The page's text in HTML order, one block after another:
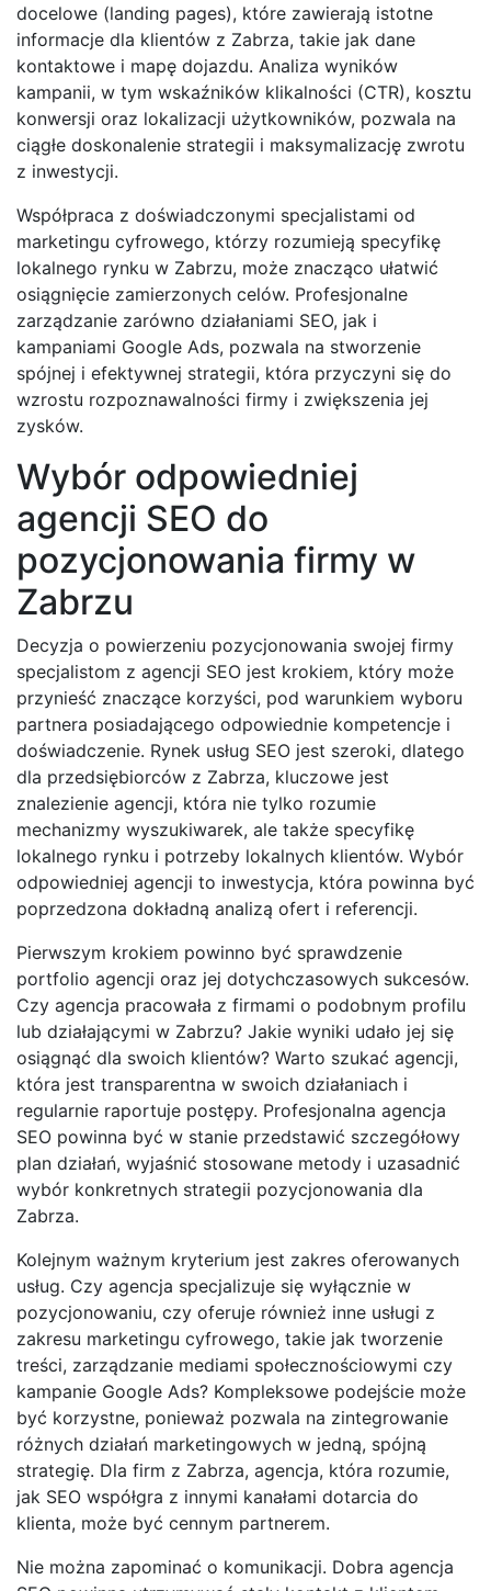
docelowe (landing pages), które zawierają istotne
informacje dla klientów z Zabrza, takie jak dane
kontaktowe i mapę dojazdu. Analiza wyników
kampanii, w tym wskaźników klikalności (CTR), kosztu
konwersji oraz lokalizacji użytkowników, pozwala na
ciągłe doskonalenie strategii i maksymalizację zwrotu
z inwestycji.
Współpraca z doświadczonymi specjalistami od
marketingu cyfrowego, którzy rozumieją specyfikę
lokalnego rynku w Zabrzu, może znacząco ułatwić
osiągnięcie zamierzonych celów. Profesjonalne
zarządzanie zarówno działaniami SEO, jak i
kampaniami Google Ads, pozwala na stworzenie
spójnej i efektywnej strategii, która przyczyni się do
wzrostu rozpoznawalności firmy i zwiększenia jej
zysków.
Wybór odpowiedniej
agencji SEO do
pozycjonowania firmy w
Zabrzu
Decyzja o powierzeniu pozycjonowania swojej firmy
specjalistom z agencji SEO jest krokiem, który może
przynieść znaczące korzyści, pod warunkiem wyboru
partnera posiadającego odpowiednie kompetencje i
doświadczenie. Rynek usług SEO jest szeroki, dlatego
dla przedsiębiorców z Zabrza, kluczowe jest
znalezienie agencji, która nie tylko rozumie
mechanizmy wyszukiwarek, ale także specyfikę
lokalnego rynku i potrzeby lokalnych klientów. Wybór
odpowiedniej agencji to inwestycja, która powinna być
poprzedzona dokładną analizą ofert i referencji.
Pierwszym krokiem powinno być sprawdzenie
portfolio agencji oraz jej dotychczasowych sukcesów.
Czy agencja pracowała z firmami o podobnym profilu
lub działającymi w Zabrzu? Jakie wyniki udało jej się
osiągnąć dla swoich klientów? Warto szukać agencji,
która jest transparentna w swoich działaniach i
regularnie raportuje postępy. Profesjonalna agencja
SEO powinna być w stanie przedstawić szczegółowy
plan działań, wyjaśnić stosowane metody i uzasadnić
wybór konkretnych strategii pozycjonowania dla
Zabrza.
Kolejnym ważnym kryterium jest zakres oferowanych
usług. Czy agencja specjalizuje się wyłącznie w
pozycjonowaniu, czy oferuje również inne usługi z
zakresu marketingu cyfrowego, takie jak tworzenie
treści, zarządzanie mediami społecznościowymi czy
kampanie Google Ads? Kompleksowe podejście może
być korzystne, ponieważ pozwala na zintegrowanie
różnych działań marketingowych w jedną, spójną
strategię. Dla firm z Zabrza, agencja, która rozumie,
jak SEO współgra z innymi kanałami dotarcia do
klienta, może być cennym partnerem.
Nie można zapominać o komunikacji. Dobra agencja